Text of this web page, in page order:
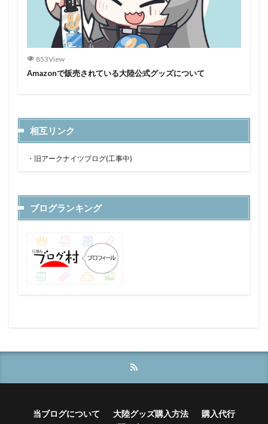
853View
Amazonで販売されている大陸公式グッズについて
相互リンク
・ 旧アークナイツブログ(工事中)
ブログランキング
当ブログについて 大陸グッズ購入方法
購入代行